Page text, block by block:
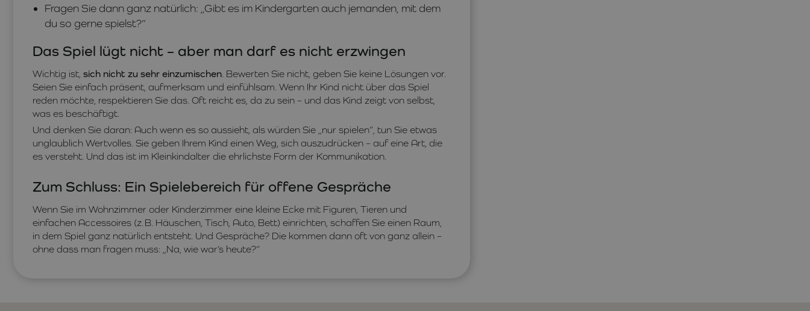
Fragen Sie dann ganz natürlich: „Gibt es im Kindergarten auch jemanden, mit dem
du so gerne spielst?“
Das Spiel lügt nicht – aber man darf es nicht erzwingen
Wichtig ist, sich nicht zu sehr einzumischen. Bewerten Sie nicht, geben Sie keine Lösungen vor.
Seien Sie einfach präsent, aufmerksam und einfühlsam. Wenn Ihr Kind nicht über das Spiel
reden möchte, respektieren Sie das. Oft reicht es, da zu sein – und das Kind zeigt von selbst,
was es beschäftigt.
Und denken Sie daran: Auch wenn es so aussieht, als würden Sie „nur spielen“, tun Sie etwas
unglaublich Wertvolles. Sie geben Ihrem Kind einen Weg, sich auszudrücken – auf eine Art, die
es versteht. Und das ist im Kleinkindalter die ehrlichste Form der Kommunikation.
Zum Schluss: Ein Spielebereich für offene Gespräche
Wenn Sie im Wohnzimmer oder Kinderzimmer eine kleine Ecke mit Figuren, Tieren und
einfachen Accessoires (z. B. Häuschen, Tisch, Auto, Bett) einrichten, schaffen Sie einen Raum,
in dem Spiel ganz natürlich entsteht. Und Gespräche? Die kommen dann oft von ganz allein –
ohne dass man fragen muss: „Na, wie war’s heute?“